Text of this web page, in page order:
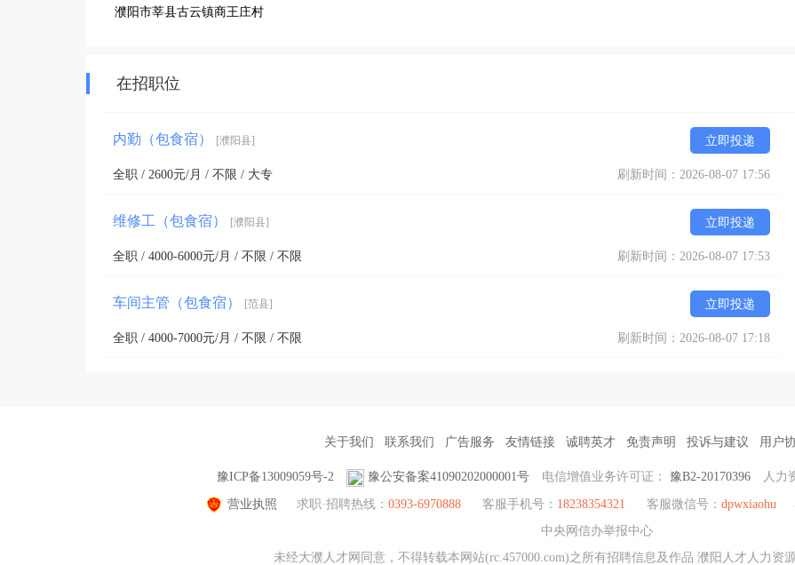
凭借着多年的行业经验和良好的企业信誉，濮阳市运杰建材化工有限公司古云防水材料厂在濮阳市及周边地区的建筑领域
濮阳市莘县古云镇商王庄村
在招职位
内勤（包食宿） [濮阳县] 立即投递
全职 / 2600元/月 / 不限 / 大专 刷新时间：2026-08-07 17:56
维修工（包食宿） [濮阳县] 立即投递
全职 / 4000-6000元/月 / 不限 / 不限 刷新时间：2026-08-07 17:53
车间主管（包食宿） [范县] 立即投递
全职 / 4000-7000元/月 / 不限 / 不限 刷新时间：2026-08-07 17:18
关于我们 联系我们 广告服务 友情链接 诚聘英才 免责声明 投诉与建议 用户
豫ICP备13009059号-2 豫公安备案41090202000001号 电信增值业务许可证： 豫B2-20170396 人力
营业执照 求职·招聘热线： 0393-6970888 客服手机号： 18238354321 客服微信号： dpwxiaohu
中央网信办举报中心
未经大濮人才网同意，不得转载本网站(rc.457000.com)之所有招聘信息及作品 濮阳人才人力资